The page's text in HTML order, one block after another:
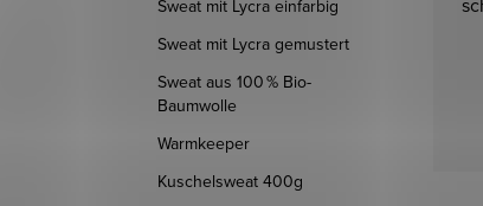
Sweat mit Lycra einfarbig
Sweat mit Lycra gemustert
Sweat aus 100 % Bio-
Baumwolle
Warmkeeper
Kuschelsweat 400g